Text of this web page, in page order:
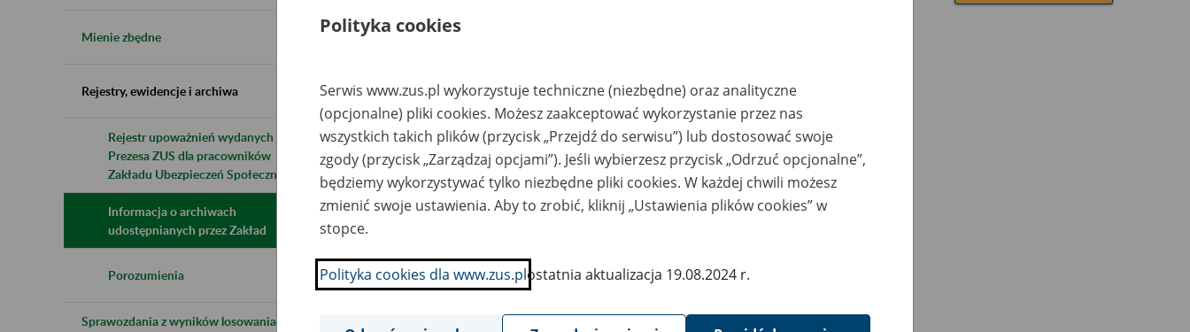
Mienie zbędne
Rejestry, ewidencje i archiwa
Rejestr upoważnień wydanych przez
Prezesa ZUS dla pracowników
Zakładu Ubezpieczeń Społecznych
Informacja o archiwach
udostępnianych przez Zakład
Porozumienia
Sprawozdania z wyników losowania do
Wszystkie uwagi można przesyłać poprzez
Wyświetl wszystkie
Polityka cookies
Serwis www.zus.pl wykorzystuje techniczne (niezbędne) oraz analityczne
(opcjonalne) pliki cookies. Możesz zaakceptować wykorzystanie przez nas
wszystkich takich plików (przycisk „Przejdź do serwisu”) lub dostosować swoje
zgody (przycisk „Zarządzaj opcjami”). Jeśli wybierzesz przycisk „Odrzuć opcjonalne”,
będziemy wykorzystywać tylko niezbędne pliki cookies. W każdej chwili możesz
zmienić swoje ustawienia. Aby to zrobić, kliknij „Ustawienia plików cookies” w
stopce.
Polityka cookies dla www.zus.plostatnia aktualizacja 19.08.2024 r.